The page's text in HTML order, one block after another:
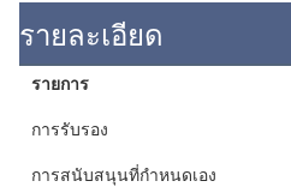
รายละเอียด
รายการ
การรับรอง
การสนับสนุนที่กําหนดเอง